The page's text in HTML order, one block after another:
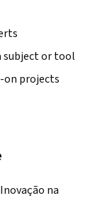
subject or tool
on projects
na